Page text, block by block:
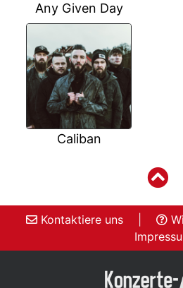
Any Given Day
Caliban
Kontaktiere uns